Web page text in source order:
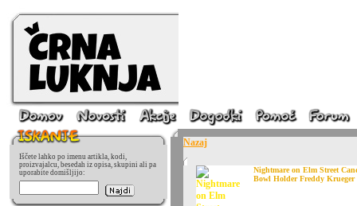
Iščete lahko po imenu artikla, kodi,
proizvajalcu, besedah iz opisa, skupini ali pa
uporabite domišljijo:
Nazaj
Nightmare on Elm Street
Bowl Holder Freddy Krueger